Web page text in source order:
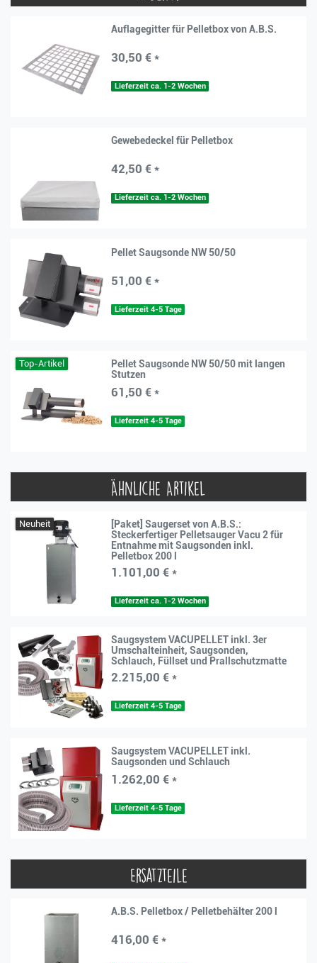
Auflagegitter für Pelletbox von A.B.S.
30,50 € *
Lieferzeit ca. 1-2 Wochen
Gewebedeckel für Pelletbox
42,50 € *
Lieferzeit ca. 1-2 Wochen
Pellet Saugsonde NW 50/50
51,00 € *
Lieferzeit 4-5 Tage
Top-Artikel
Pellet Saugsonde NW 50/50 mit langen
Stutzen
61,50 € *
Lieferzeit 4-5 Tage
Ähnliche Artikel
Neuheit
[Paket] Saugerset von A.B.S.:
Steckerfertiger Pelletsauger Vacu 2 für
Entnahme mit Saugsonden inkl.
Pelletbox 200 l
1.101,00 € *
Lieferzeit ca. 1-2 Wochen
Saugsystem VACUPELLET inkl. 3er
Umschalteinheit, Saugsonden,
Schlauch, Füllset und Prallschutzmatte
2.215,00 € *
Lieferzeit 4-5 Tage
Saugsystem VACUPELLET inkl.
Saugsonden und Schlauch
1.262,00 € *
Lieferzeit 4-5 Tage
Ersatzteile
A.B.S. Pelletbox / Pelletbehälter 200 l
416,00 € *